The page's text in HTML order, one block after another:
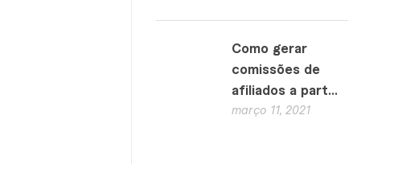
Como gerar
comissões de
afiliados a part...
março 11, 2021